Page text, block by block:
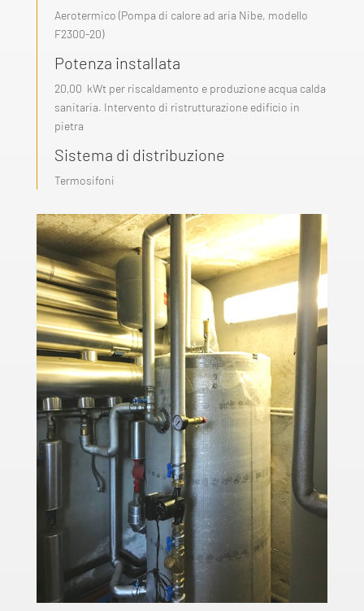
Aerotermico (Pompa di calore ad aria Nibe, modello
F2300-20)
Potenza installata
20,00 kWt per riscaldamento e produzione acqua calda
sanitaria. Intervento di ristrutturazione edificio in
pietra
Sistema di distribuzione
Termosifoni